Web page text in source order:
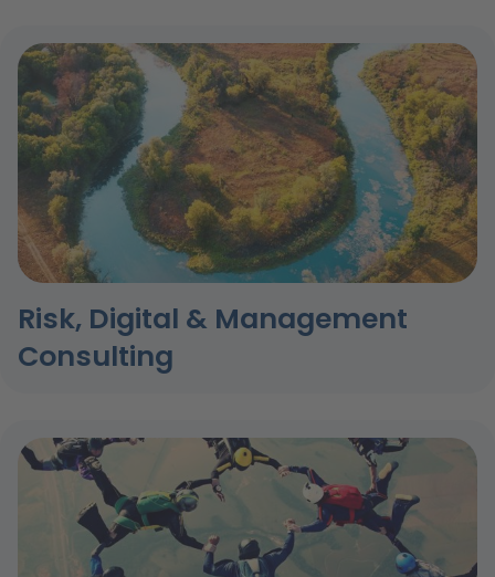
Risk, Digital & Management
Consulting